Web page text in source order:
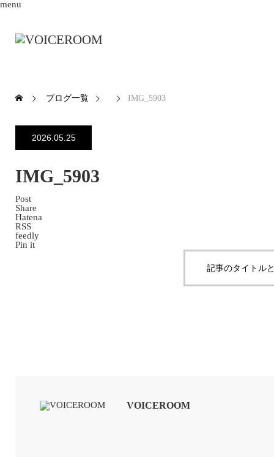
menu
ブログ一覧 IMG_5903
2026.05.25
IMG_5903
Post
Share
Hatena
RSS
feedly
Pin it
記事のタイトル
VOICEROOM